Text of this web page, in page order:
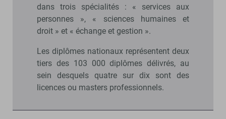
dans trois spécialités : « services aux
personnes », « sciences humaines et
droit » et « échange et gestion ».
Les diplômes nationaux représentent deux
tiers des 103 000 diplômes délivrés, au
sein desquels quatre sur dix sont des
licences ou masters professionnels.